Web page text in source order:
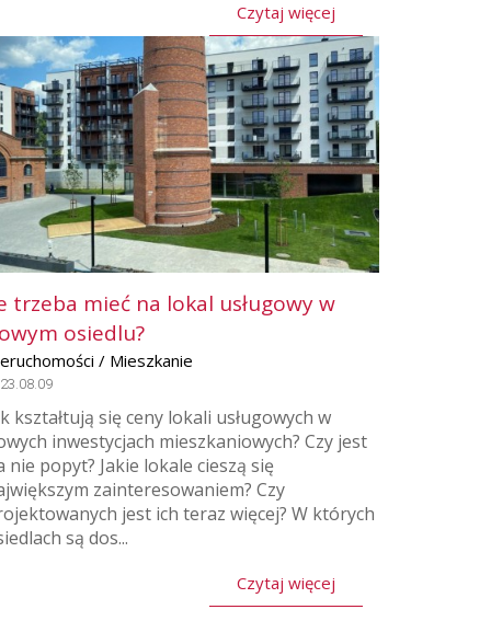
Czytaj więcej
trzeba mieć na lokal usługowy w
osiedlu?
/ Mieszkanie
kształtują się ceny lokali usługowych w
inwestycjach mieszkaniowych? Czy jest
nie popyt? Jakie lokale cieszą się
zainteresowaniem? Czy
jest ich teraz więcej? W których
są dos...
Czytaj więcej